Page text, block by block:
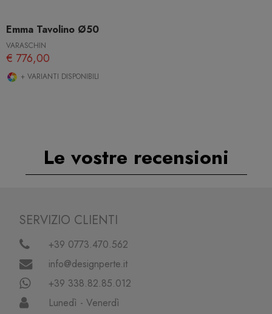
Emma Tavolino Ø50
VARASCHIN
€ 776,00
+ VARIANTI DISPONIBILI
Le vostre recensioni
SERVIZIO CLIENTI
+39 0773.470.562
info@designperte.it
+39 338.82.85.012
Lunedì - Venerdì